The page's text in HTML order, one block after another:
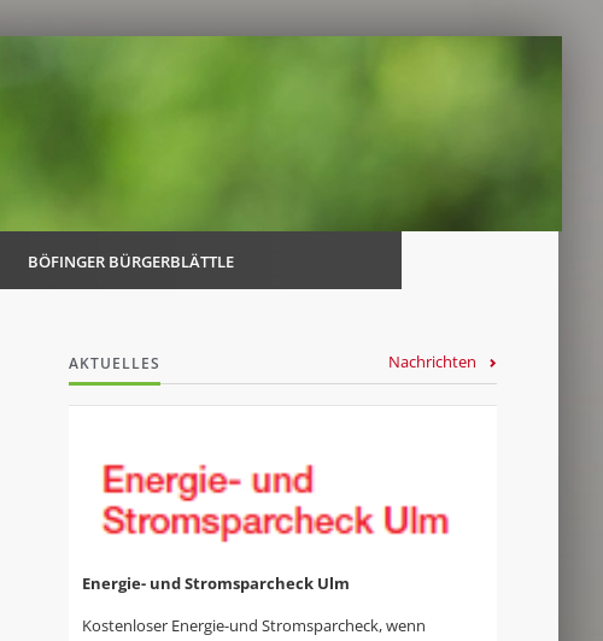
BÖFINGER BÜRGERBLÄTTLE
AKTUELLES Nachrichten
Energie- und Stromsparcheck Ulm
Kostenloser Energie-und Stromsparcheck, wenn